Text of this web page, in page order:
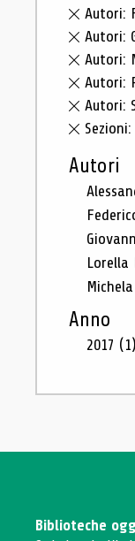
Autori:
Autori:
Autori:
Autori:
Autori:
Autori
Lorella
Anno
2017 (1)
Biblioteche